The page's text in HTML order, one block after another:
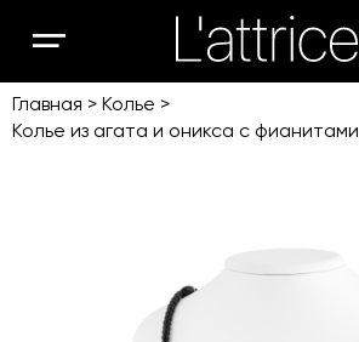
Открыть
Главная
Колье
Колье из агата и оникса с фианитами